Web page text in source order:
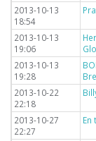
2013-10-13
18:54
2013-10-13
19:06
2013-10-13
19:28
2013-10-22
22:18
2013-10-27
22:27
En